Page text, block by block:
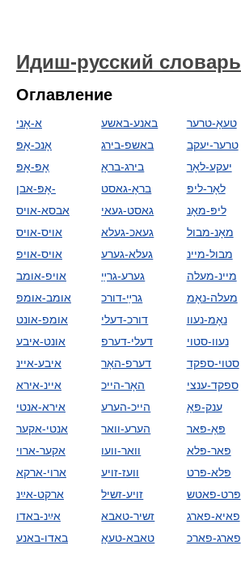
Идиш-русский словарь
Оглавление
א-אָני
אָנכ-אָפּ
אָפּ-אָפּ
אָפּ-אבן-
אבסא-אויס
אויס-אויס
אויס-אויפ
אויפ-אומב
אומב-אומפ
אומפ-אונט
אונט-איבע
איבע-איינ
איינ-אירא
אירא-אנטי
אנטי-אקער
אקער-ארוי
ארוי-ארקא
ארקט-אײַנ
אײַנ-באדו
באדו-באנע
באנע-באשע
באשפ-בירג
בירג-בראָ
בראָ-גאסט
גאסט-געאי
געאכ-געלא
געלא-גערע
גערע-גרײַ
גרײַ-דורכ
דורכ-דעלי
דעלי-דערפ
דערפ-האָר
האָר-הייכ
הייכ-הערע
הערע-וואר
וואר-וועו
וועז-זויע
זויע-זשיל
זשיר-טאבא
טאבא-טעאָ
טעאָ-טרער
טרער-יעקב
יעקע-לאָר
לאָר-ליפּ
ליפּ-מאָנ
מאָנ-מבול
מבול-מיינ
מיינ-מעלה
מעלה-נאָמ
נאָמ-נעוו
נעוו-סטוי
סטוי-ספקד
ספקד-ענצי
ענק-פּאָ
פּאָ-פּאר
פּאר-פּלא
פּלא-פּרט
פּרט-פאטש
פאיא-פארג
פארג-פארכ